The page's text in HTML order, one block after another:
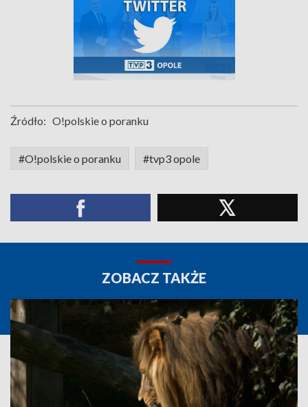
Źródło: O!polskie o poranku
#O!polskie o poranku #tvp3 opole
ZOBACZ TAKŻE